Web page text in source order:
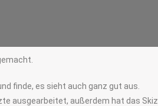
finde, es sieht auch ganz gut aus.
ausgearbeitet, außerdem hat das